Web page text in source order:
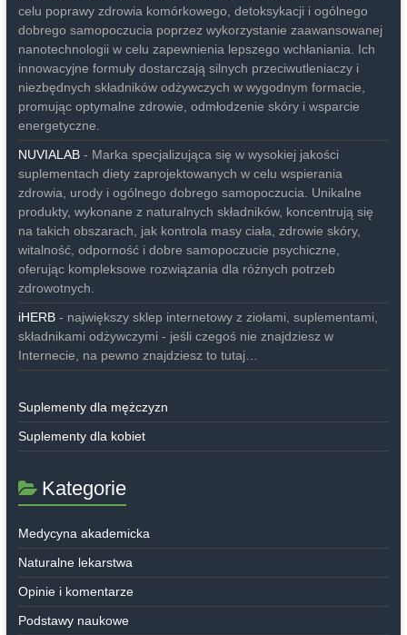
celu poprawy zdrowia komórkowego, detoksykacji i ogólnego
dobrego samopoczucia poprzez wykorzystanie zaawansowanej
nanotechnologii w celu zapewnienia lepszego wchłaniania. Ich
innowacyjne formuły dostarczają silnych przeciwutleniaczy i
niezbędnych składników odżywczych w wygodnym formacie,
promując optymalne zdrowie, odmłodzenie skóry i wsparcie
energetyczne.
NUVIALAB- Marka specjalizująca się w wysokiej jakości
suplementach diety zaprojektowanych w celu wspierania
zdrowia, urody i ogólnego dobrego samopoczucia. Unikalne
produkty, wykonane z naturalnych składników, koncentrują się
na takich obszarach, jak kontrola masy ciała, zdrowie skóry,
witalność, odporność i dobre samopoczucie psychiczne,
oferując kompleksowe rozwiązania dla różnych potrzeb
zdrowotnych.
iHERB- największy sklep internetowy z ziołami, suplementami,
składnikami odżywczymi - jeśli czegoś nie znajdziesz w
Internecie, na pewno znajdziesz to tutaj…
Suplementy dla mężczyzn
Suplementy dla kobiet
Kategorie
Medycyna akademicka
Naturalne lekarstwa
Opinie i komentarze
Podstawy naukowe